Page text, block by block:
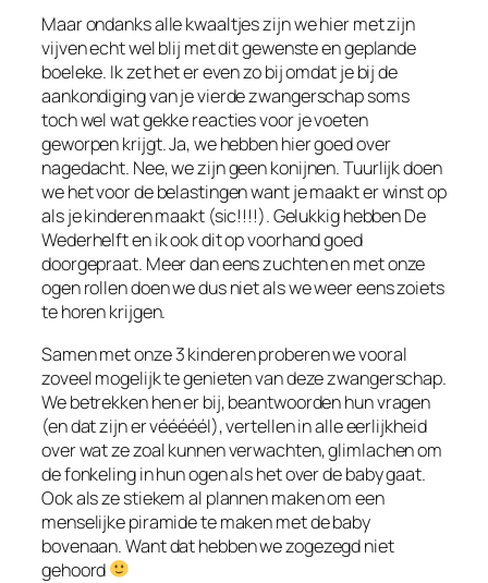
Maar ondanks alle kwaaltjes zijn we hier met zijn
vijven echt wel blij met dit gewenste en geplande
boeleke. Ik zet het er even zo bij omdat je bij de
aankondiging van je vierde zwangerschap soms
toch wel wat gekke reacties voor je voeten
geworpen krijgt. Ja, we hebben hier goed over
nagedacht. Nee, we zijn geen konijnen. Tuurlijk doen
we het voor de belastingen want je maakt er winst op
als je kinderen maakt (sic!!!!). Gelukkig hebben De
Wederhelft en ik ook dit op voorhand goed
doorgepraat. Meer dan eens zuchten en met onze
ogen rollen doen we dus niet als we weer eens zoiets
te horen krijgen.
Samen met onze 3 kinderen proberen we vooral
zoveel mogelijk te genieten van deze zwangerschap.
We betrekken hen er bij, beantwoorden hun vragen
(en dat zijn er vééééél), vertellen in alle eerlijkheid
over wat ze zoal kunnen verwachten, glimlachen om
de fonkeling in hun ogen als het over de baby gaat.
Ook als ze stiekem al plannen maken om een
menselijke piramide te maken met de baby
bovenaan. Want dat hebben we zogezegd niet
gehoord